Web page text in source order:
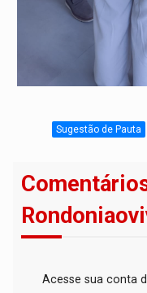
Sugestão de Pauta
Acesse sua conta